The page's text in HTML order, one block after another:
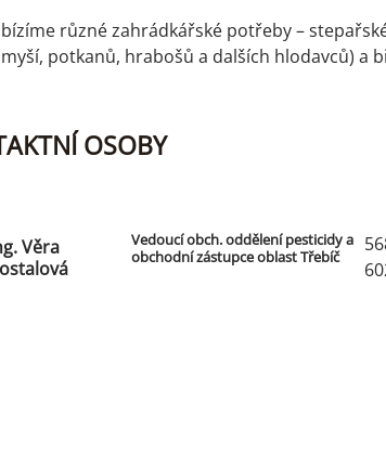
různé zahrádkářské potřeby –
potkanů, hrabošů a dalších hlodavců) a
OSOBY
Věra
Vedoucí obch. oddělení pesticidy a
obchodní zástupce oblast Třebíč